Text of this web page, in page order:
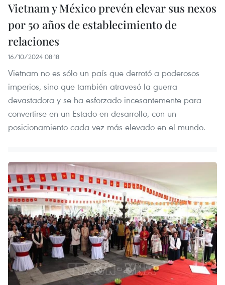
Vietnam y México prevén elevar sus nexos
por 50 años de establecimiento de
relaciones
16/10/2024 08:18
Vietnam no es sólo un país que derrotó a poderosos
imperios, sino que también atravesó la guerra
devastadora y se ha esforzado incesantemente para
convertirse en un Estado en desarrollo, con un
posicionamiento cada vez más elevado en el mundo.